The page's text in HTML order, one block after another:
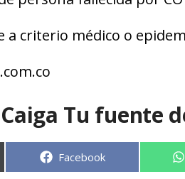
a criterio médico o
Tu fuente
Compartir
Facebook